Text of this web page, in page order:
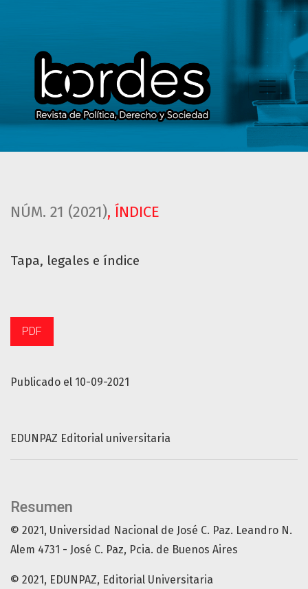
NÚM. 21 (2021), ÍNDICE
Tapa, legales e índice
Publicado el 10-09-2021
PDF
EDUNPAZ Editorial universitaria
Resumen
© 2021, Universidad Nacional de José C. Paz. Leandro N.
Alem 4731 - José C. Paz, Pcia. de Buenos Aires
© 2021, EDUNPAZ, Editorial Universitaria